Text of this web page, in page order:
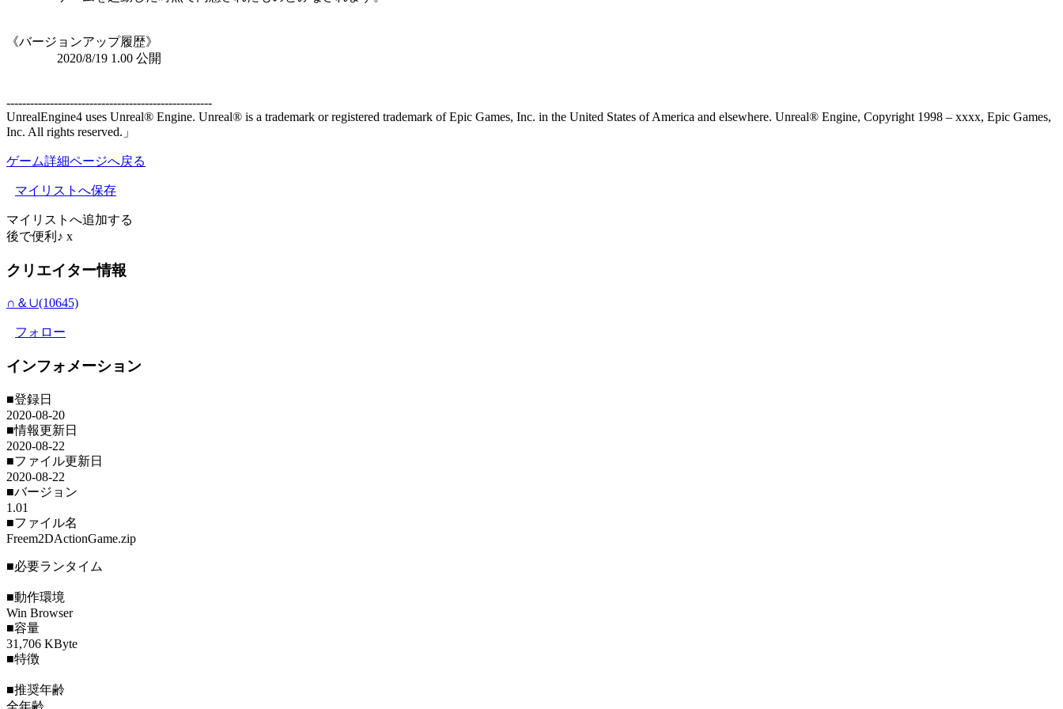
《バージョンアップ履歴》
2020/8/19 1.00 公開
----------------------------------------------------
UnrealEngine4 uses Unreal® Engine. Unreal® is a trademark or registered trademark of Epic Games, Inc. in the United States of America and elsewhere. Unreal® Engine, Copyright 1998 – xxxx, Epic Games,
Inc. All rights reserved.」
ゲーム詳細ページへ戻る
マイリストへ保存
マイリストへ追加する
後で便利♪ x
クリエイター情報
∩＆∪(10645)
フォロー
インフォメーション
■登録日
2020-08-20
■情報更新日
2020-08-22
■ファイル更新日
2020-08-22
■バージョン
1.01
■ファイル名
Freem2DActionGame.zip
■必要ランタイム
■動作環境
Win Browser
■容量
31,706 KByte
■特徴
■推奨年齢
全年齢